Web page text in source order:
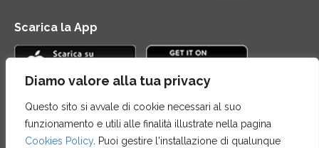
Diamo valore alla tua privacy
Questo sito si avvale di cookie necessari al suo
funzionamento e utili alle finalità illustrate nella pagina
Cookies Policy. Puoi gestire l'installazione di qualunque
Scarica la App
Contatti|Area Stampa|Mappa del sito |Credits
Privacy e note legali|Archivio News|Cookie policy